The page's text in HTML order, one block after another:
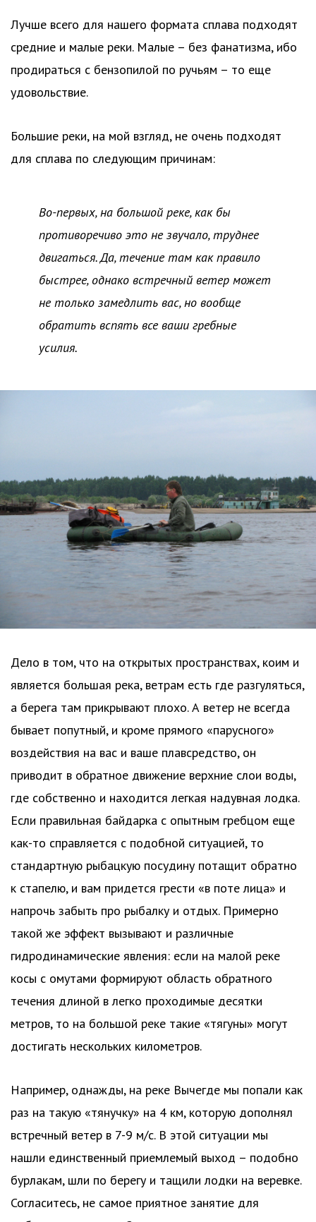
Лучше всего для нашего формата сплава подходят
средние и малые реки. Малые – без фанатизма, ибо
продираться с бензопилой по ручьям – то еще
удовольствие.
Большие реки, на мой взгляд, не очень подходят
для сплава по следующим причинам:
Во-первых, на большой реке, как бы
противоречиво это не звучало, труднее
двигаться. Да, течение там как правило
быстрее, однако встречный ветер может
не только замедлить вас, но вообще
обратить вспять все ваши гребные
усилия.
Дело в том, что на открытых пространствах, коим и
является большая река, ветрам есть где разгуляться,
а берега там прикрывают плохо. А ветер не всегда
бывает попутный, и кроме прямого «парусного»
воздействия на вас и ваше плавсредство, он
приводит в обратное движение верхние слои воды,
где собственно и находится легкая надувная лодка.
Если правильная байдарка с опытным гребцом еще
как-то справляется с подобной ситуацией, то
стандартную рыбацкую посудину потащит обратно
к стапелю, и вам придется грести «в поте лица» и
напрочь забыть про рыбалку и отдых. Примерно
такой же эффект вызывают и различные
гидродинамические явления: если на малой реке
косы с омутами формируют область обратного
течения длиной в легко проходимые десятки
метров, то на большой реке такие «тягуны» могут
достигать нескольких километров.
Например, однажды, на реке Вычегде мы попали как
раз на такую «тянучку» на 4 км, которую дополнял
встречный ветер в 7-9 м/с. В этой ситуации мы
нашли единственный приемлемый выход – подобно
бурлакам, шли по берегу и тащили лодки на веревке.
Согласитесь, не самое приятное занятие для